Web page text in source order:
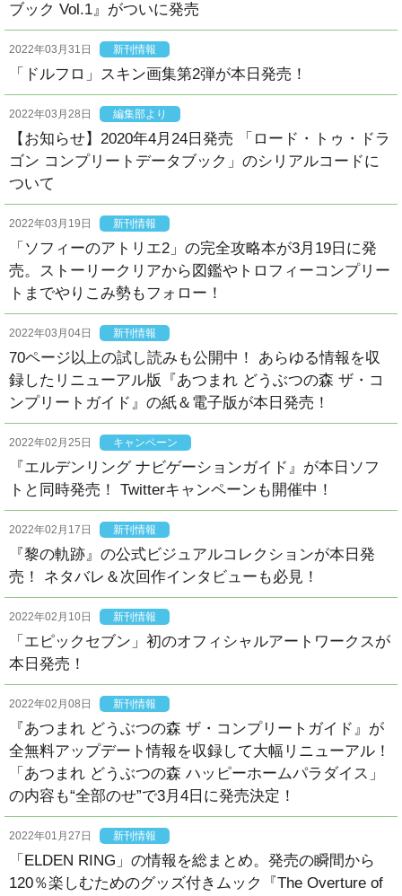
ブック Vol.1』がついに発売
2022年03月31日 新刊情報
「ドルフロ」スキン画集第2弾が本日発売！
2022年03月28日 編集部より
【お知らせ】2020年4月24日発売 「ロード・トゥ・ドラ
ゴン コンプリートデータブック」のシリアルコードに
ついて
2022年03月19日 新刊情報
「ソフィーのアトリエ2」の完全攻略本が3月19日に発
売。ストーリークリアから図鑑やトロフィーコンプリー
トまでやりこみ勢もフォロー！
2022年03月04日 新刊情報
70ページ以上の試し読みも公開中！ あらゆる情報を収
録したリニューアル版『あつまれ どうぶつの森 ザ・コ
ンプリートガイド』の紙＆電子版が本日発売！
2022年02月25日 キャンペーン
『エルデンリング ナビゲーションガイド』が本日ソフ
トと同時発売！ Twitterキャンペーンも開催中！
2022年02月17日 新刊情報
『黎の軌跡』の公式ビジュアルコレクションが本日発
売！ ネタバレ＆次回作インタビューも必見！
2022年02月10日 新刊情報
「エピックセブン」初のオフィシャルアートワークスが
本日発売！
2022年02月08日 新刊情報
『あつまれ どうぶつの森 ザ・コンプリートガイド』が
全無料アップデート情報を収録して大幅リニューアル！
「あつまれ どうぶつの森 ハッピーホームパラダイス」
の内容も“全部のせ”で3月4日に発売決定！
2022年01月27日 新刊情報
「ELDEN RING」の情報を総まとめ。発売の瞬間から
120％楽しむためのグッズ付きムック『The Overture of